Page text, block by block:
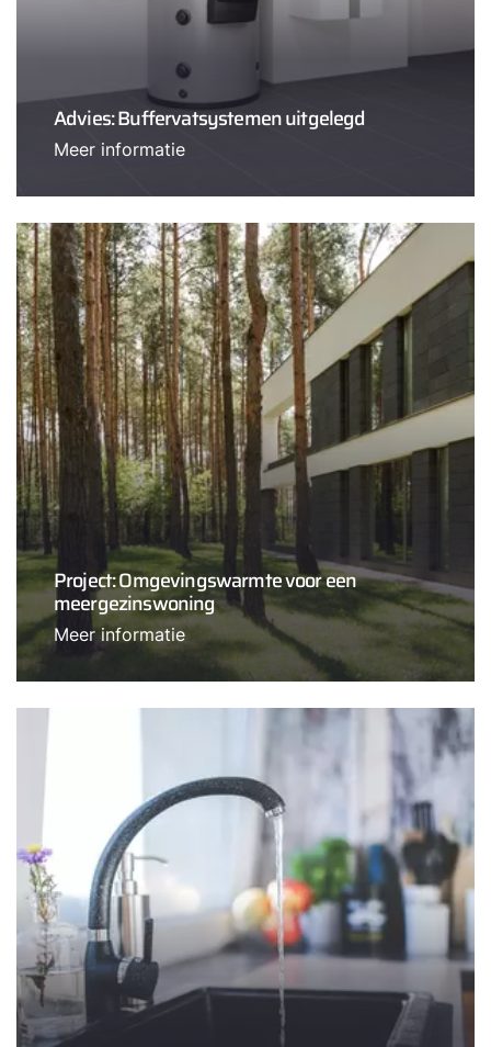
Advies: Buffervatsystemen uitgelegd
Meer informatie
Project: Omgevingswarmte voor een
meergezinswoning
Meer informatie